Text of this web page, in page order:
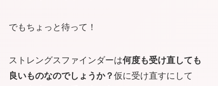
でもちょっと待って！
ストレングスファインダーは何度も受け直しても
良いものなのでしょうか？ 仮に受け直すにして